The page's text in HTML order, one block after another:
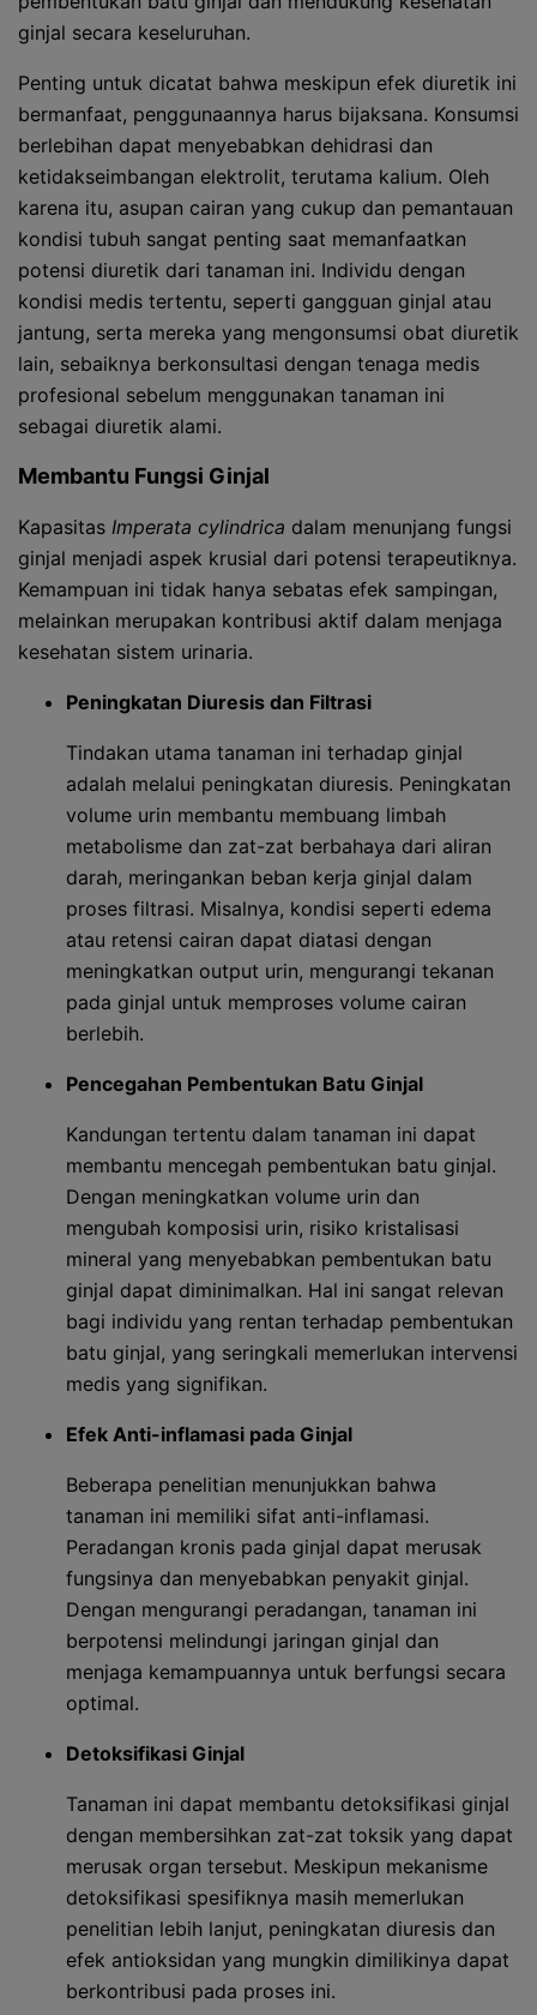
ginjal secara keseluruhan.
Penting untuk dicatat bahwa meskipun efek diuretik ini
bermanfaat, penggunaannya harus bijaksana. Konsumsi
berlebihan dapat menyebabkan dehidrasi dan
ketidakseimbangan elektrolit, terutama kalium. Oleh
karena itu, asupan cairan yang cukup dan pemantauan
kondisi tubuh sangat penting saat memanfaatkan
potensi diuretik dari tanaman ini. Individu dengan
kondisi medis tertentu, seperti gangguan ginjal atau
jantung, serta mereka yang mengonsumsi obat diuretik
lain, sebaiknya berkonsultasi dengan tenaga medis
profesional sebelum menggunakan tanaman ini
sebagai diuretik alami.
Membantu Fungsi Ginjal
Kapasitas Imperata cylindrica dalam menunjang fungsi
ginjal menjadi aspek krusial dari potensi terapeutiknya.
Kemampuan ini tidak hanya sebatas efek sampingan,
melainkan merupakan kontribusi aktif dalam menjaga
kesehatan sistem urinaria.
Peningkatan Diuresis dan Filtrasi
Tindakan utama tanaman ini terhadap ginjal
adalah melalui peningkatan diuresis. Peningkatan
volume urin membantu membuang limbah
metabolisme dan zat-zat berbahaya dari aliran
darah, meringankan beban kerja ginjal dalam
proses filtrasi. Misalnya, kondisi seperti edema
atau retensi cairan dapat diatasi dengan
meningkatkan output urin, mengurangi tekanan
pada ginjal untuk memproses volume cairan
berlebih.
Pencegahan Pembentukan Batu Ginjal
Kandungan tertentu dalam tanaman ini dapat
membantu mencegah pembentukan batu ginjal.
Dengan meningkatkan volume urin dan
mengubah komposisi urin, risiko kristalisasi
mineral yang menyebabkan pembentukan batu
ginjal dapat diminimalkan. Hal ini sangat relevan
bagi individu yang rentan terhadap pembentukan
batu ginjal, yang seringkali memerlukan intervensi
medis yang signifikan.
Efek Anti-inflamasi pada Ginjal
Beberapa penelitian menunjukkan bahwa
tanaman ini memiliki sifat anti-inflamasi.
Peradangan kronis pada ginjal dapat merusak
fungsinya dan menyebabkan penyakit ginjal.
Dengan mengurangi peradangan, tanaman ini
berpotensi melindungi jaringan ginjal dan
menjaga kemampuannya untuk berfungsi secara
optimal.
Detoksifikasi Ginjal
Tanaman ini dapat membantu detoksifikasi ginjal
dengan membersihkan zat-zat toksik yang dapat
merusak organ tersebut. Meskipun mekanisme
detoksifikasi spesifiknya masih memerlukan
penelitian lebih lanjut, peningkatan diuresis dan
efek antioksidan yang mungkin dimilikinya dapat
berkontribusi pada proses ini.